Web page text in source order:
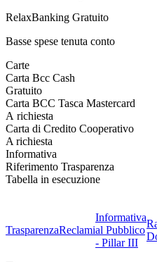
RelaxBanking Gratuito
Basse spese tenuta conto
Carte
Carta Bcc Cash
Gratuito
Carta BCC Tasca Mastercard
A richiesta
Carta di Credito Cooperativo
A richiesta
Informativa
Riferimento Trasparenza
Tabella in esecuzione
TrasparenzaReclami
Informativa
al Pubblico
- Pillar III